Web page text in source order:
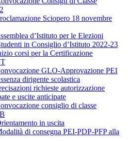
Sciopero 18 novembre
d’Istituto per le Elezioni
in Consiglio d’Istituto 2022-23
corsi per la Certificazione
GLO-Approvazione PEI
dirigente scolastica
richieste autorizzazione
e uscite anticipate
consiglio di classe
in uscita
di consegna PEI-PDP-PFP alla